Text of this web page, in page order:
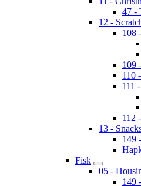
47 -
12 -
108
109
110
111
112
13 -
149
Fisk
05 -
149